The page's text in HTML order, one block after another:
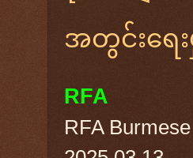
အတွင်းရေး
RFA
RFA Burmese